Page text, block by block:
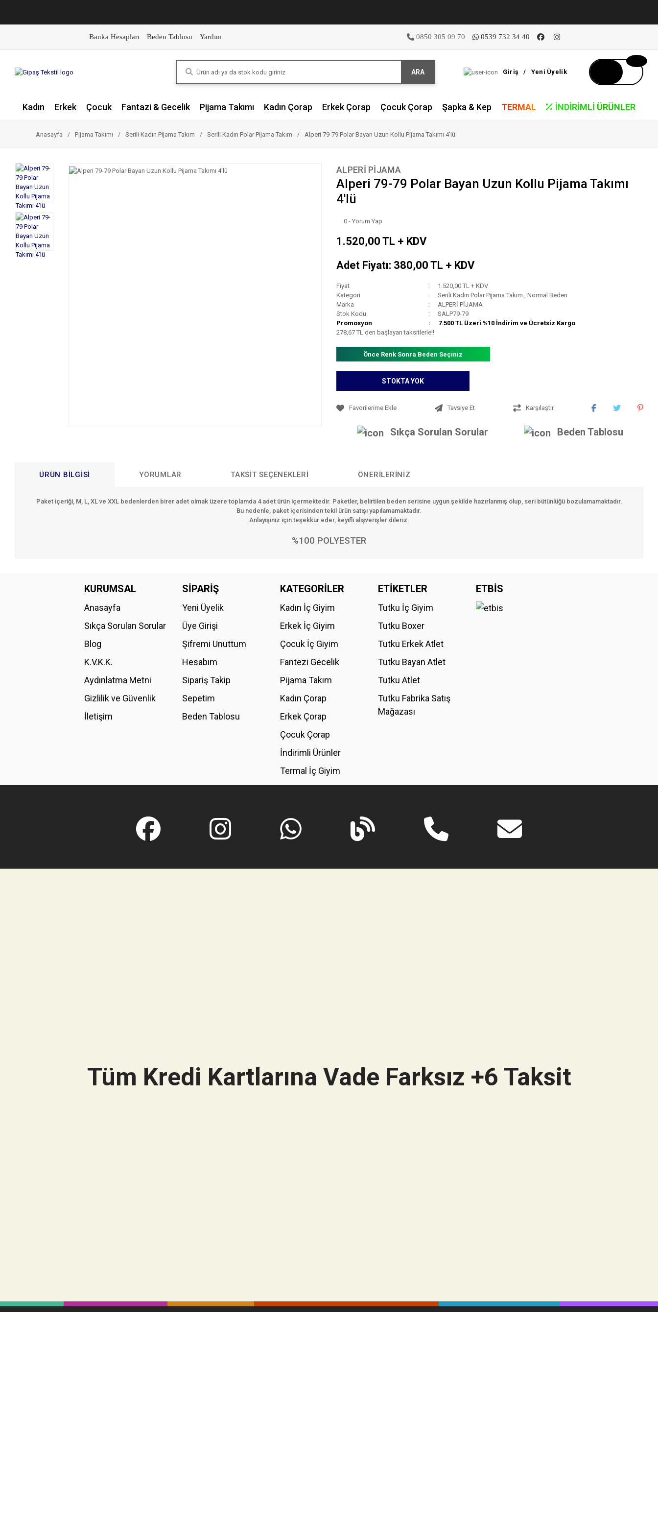
Banka Hesapları Beden Tablosu Yardım 0850 305 09 70 0539 732 34 40
ARA Giriş / Yeni Üyelik
Kadın Erkek Çocuk Fantazi & Gecelik Pijama Takımı Kadın Çorap Erkek Çorap Çocuk Çorap Şapka & Kep TERMAL İNDIRIMLI ÜRÜNLER
Anasayfa Pijama Takımı Serili Kadın Pijama Takım Serili Kadın Polar Pijama Takım Alperi 79-79 Polar Bayan Uzun Kollu Pijama Takımı 4'lü
ALPERİ PİJAMA
Alperi 79-79 Polar Bayan Uzun Kollu Pijama Takımı
4'lü
0 - Yorum Yap
1.520,00 TL + KDV
Adet Fiyatı: 380,00 TL + KDV
Fiyat
1.520,00 TL + KDV
Kategori
Serili Kadın Polar Pijama Takım ,Normal Beden
Marka
ALPERİ PİJAMA
Stok Kodu
SALP79-79
Promosyon
7.500 TL Üzeri %10 İndirim ve Ücretsiz Kargo
278,67 TL den başlayan taksitlerle!!
Önce Renk Sonra Beden Seçiniz
STOKTA YOK
Tavsiye Et Karşılaştır
Sıkça Sorulan Sorular Beden Tablosu
ÜRÜN BILGISI YORUMLAR TAKSIT SEÇENEKLERI ÖNERILERINIZ
Paket içeriği, M, L, XL ve XXLbedenlerden birer adet olmak üzere toplamda 4 adet ürüniçermektedir. Paketler, belirtilen beden serisine uygun şekilde hazırlanmış olup, seri bütünlüğü bozulamamaktadır.
Bu nedenle, paket içerisinden tekil ürün satışı yapılamamaktadır.
Anlayışınız için teşekkür eder, keyifli alışverişler dileriz.
%100 POLYESTER
Bu ürüne ilk yorumu siz yapın!
Ürün resmi kalitesiz, bozuk veya görüntülenemiyor.
Ürün fiyatı diğer sitelerden daha pahalı.
Bu ürüne benzer farklı alternatifler olmalı.
KURUMSAL
Anasayfa
Sıkça Sorulan Sorular
Blog
K.V.K.K.
Aydınlatma Metni
Gizlilik ve Güvenlik
İletişim
SİPARİŞ
Yeni Üyelik
Üye Girişi
Şifremi Unuttum
Hesabım
Sipariş Takip
Sepetim
Beden Tablosu
KATEGORİLER
Kadın İç Giyim
Erkek İç Giyim
Çocuk İç Giyim
Fantezi Gecelik
Pijama Takım
Kadın Çorap
Erkek Çorap
Çocuk Çorap
İndirimli Ürünler
Termal İç Giyim
ETİKETLER
Tutku İç Giyim
Tutku Boxer
Tutku Erkek Atlet
Tutku Bayan Atlet
Tutku Atlet
Tutku Fabrika Satış
Mağazası
ETBİS
Tüm Kredi Kartlarına Vade Farksız +6 Taksit